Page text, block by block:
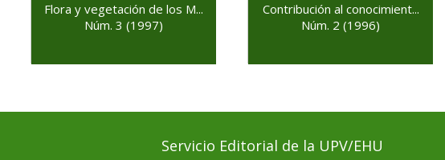
Flora y vegetación de los M...
Núm. 3 (1997)
Contribución al conocimient...
Núm. 2 (1996)
Servicio Editorial de la UPV/EHU